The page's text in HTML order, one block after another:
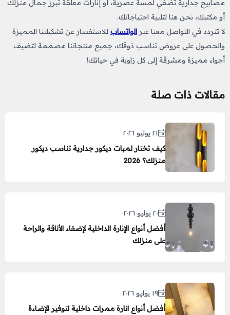
مصابيح جدارية تضفي لمسة عصرية، أو إنارات معلقة تبرز جمال منزلك
أو مكتبك، نحن هنا لتلبية احتياجاتك.
لا تتردد في التواصل معنا عبر الواتساب للاستفسار عن تشكيلتنا المميزة
والحصول على عروض تناسب ذوقك، جميع منتجاتنا مصممة لتضيف
أجواء مميزة ومشرقة إلى كل زاوية في حياتك!
مقالات ذات صلة
٢١ يوليو ٢٠٢٦
كيف تختار لمبات ديكور جدارية تناسب ديكور
منزلك؟ 2026
٢٠ يوليو ٢٠٢٦
أفضل أنواع الإنارة الداخلية لإضفاء الأناقة والراحة
على منزلك
١٩ يوليو ٢٠٢٦
أفضل أنواع انارة ممرات داخلية لتوفير الإضاءة